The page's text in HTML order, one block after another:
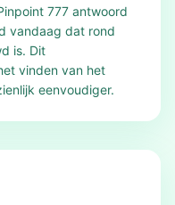
777 antwoord
vandaag dat rond
is. Dit
vinden van het
eenvoudiger.